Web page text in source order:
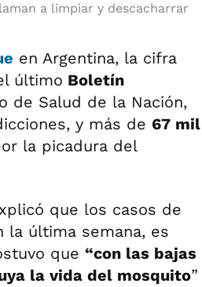
a limpiar y descacharrar
en Argentina, la cifra
último Boletín
de Salud de la Nación,
y más de 67 mil
la picadura del
que los casos de
la última semana, es
que “con las bajas
la vida del mosquito”